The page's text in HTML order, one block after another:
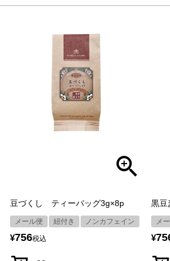
豆づくし ティーバッグ3g×8p
メール便 紐付き ノンカフェイン
¥756税込
黒
メ
¥